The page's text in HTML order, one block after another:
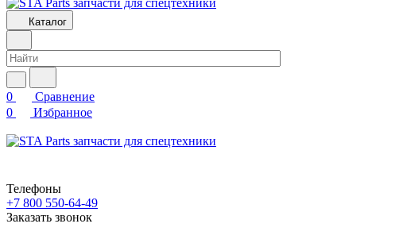
Каталог
0
Сравнение
0
Избранное
Телефоны
+7 800 550-64-49
Заказать звонок